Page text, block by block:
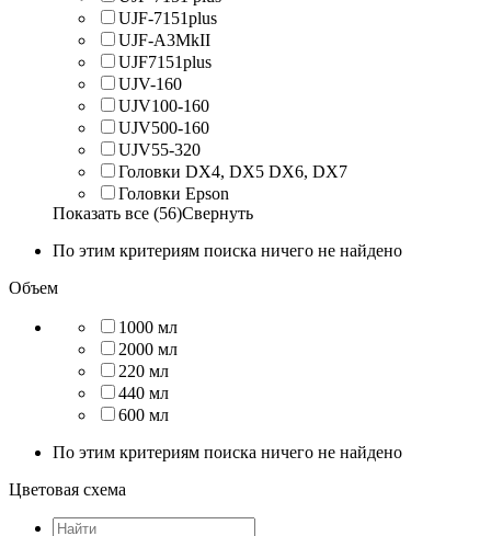
UJF-7151plus
UJF-A3MkII
UJF7151plus
UJV-160
UJV100-160
UJV500-160
UJV55-320
Головки DX4, DX5 DX6, DX7
Головки Epson
Показать все (56)Свернуть
По этим критериям поиска ничего не найдено
Объем
1000 мл
2000 мл
220 мл
440 мл
600 мл
По этим критериям поиска ничего не найдено
Цветовая схема